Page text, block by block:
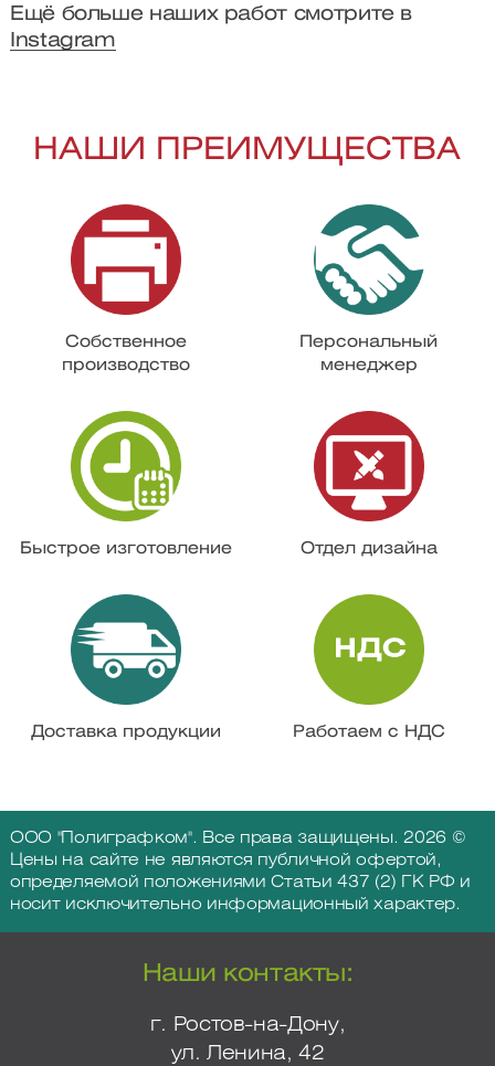
Ещё больше наших работ смотрите в
Instagram
НАШИ ПРЕИМУЩЕСТВА
Собственное
производство
Персональный
менеджер
Быстрое изготовление Отдел дизайна
Доставка продукции Работаем с НДС
ООО "Полиграфком". Все права защищены. 2026 ©
Цены на сайте не являются публичной офертой,
определяемой положениями Статьи 437 (2) ГК РФ и
носит исключительно информационный характер.
Наши контакты:
г. Ростов-на-Дону,
ул. Ленина, 42